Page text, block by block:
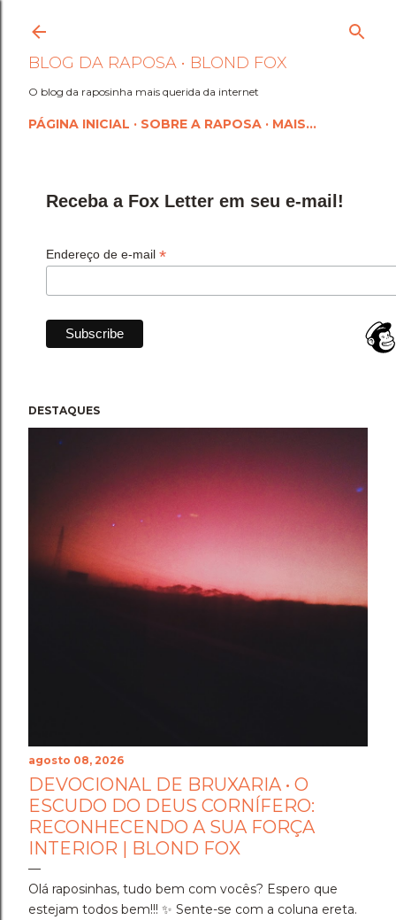
Pular para o conteúdo
BLOG DA RAPOSA • BLOND FOX
O blog da raposinha mais querida da internet
PÁGINA INICIAL SOBRE A RAPOSA MAIS…
Receba a Fox Letter em seu e-mail!
Endereço de e-mail *
DESTAQUES
agosto 08, 2026
DEVOCIONAL DE BRUXARIA • O
ESCUDO DO DEUS CORNÍFERO:
RECONHECENDO A SUA FORÇA
INTERIOR | BLOND FOX
Olá raposinhas, tudo bem com vocês? Espero que
estejam todos bem!!! ​✨️ Sente-se com a coluna ereta.